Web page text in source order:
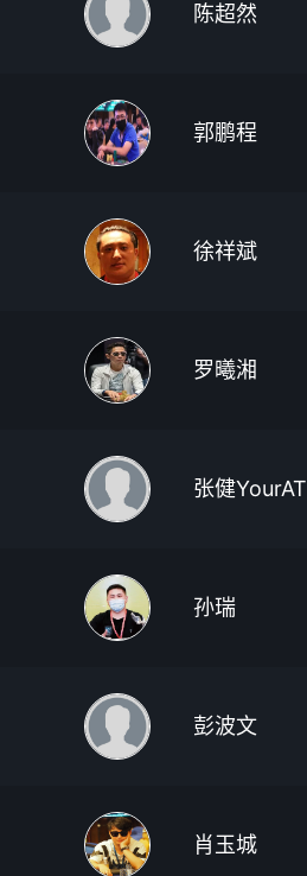
陈超然
郭鹏程
徐祥斌
罗曦湘
张健
孙瑞
彭波文
肖玉城